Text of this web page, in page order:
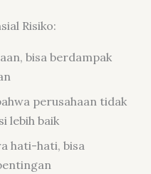
Risiko:
bisa berdampak
perusahaan tidak
lebih baik
hati-hati, bisa